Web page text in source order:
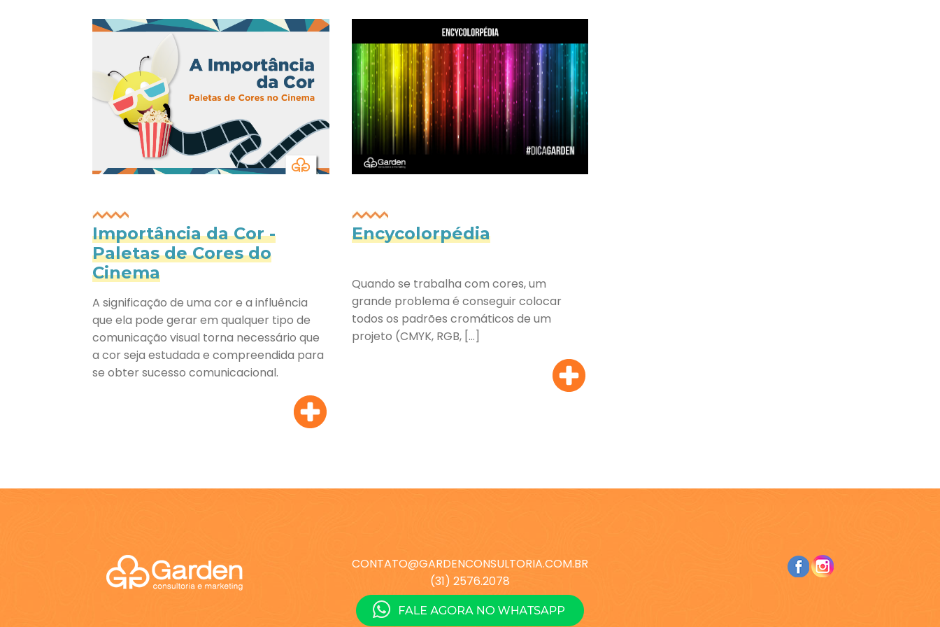
Importância da Cor -
Paletas de Cores do
Cinema
A significação de uma cor e a influência
que ela pode gerar em qualquer tipo de
comunicação visual torna necessário que
a cor seja estudada e compreendida para
se obter sucesso comunicacional.
Encycolorpédia
Quando se trabalha com cores, um
grande problema é conseguir colocar
todos os padrões cromáticos de um
projeto (CMYK, RGB, […]
CONTATO@GARDENCONSULTORIA.COM.BR
(31) 2576.2078